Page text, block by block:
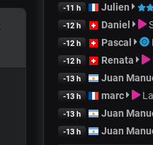
-11 h Julien
-12 h Daniel
-12 h Pascal
-12 h Renata
-13 h Juan
-13 h marc
-13 h Juan
-13 h Juan